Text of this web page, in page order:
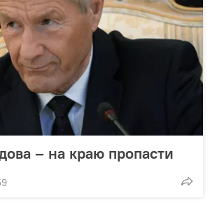
– на краю пропасти